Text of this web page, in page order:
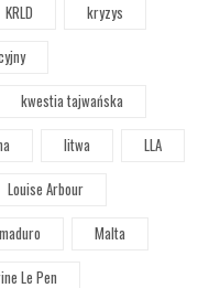
KRLD
kryzys
kwestia tajwańska
litwa
LLA
Louise Arbour
maduro
Malta
Le Pen